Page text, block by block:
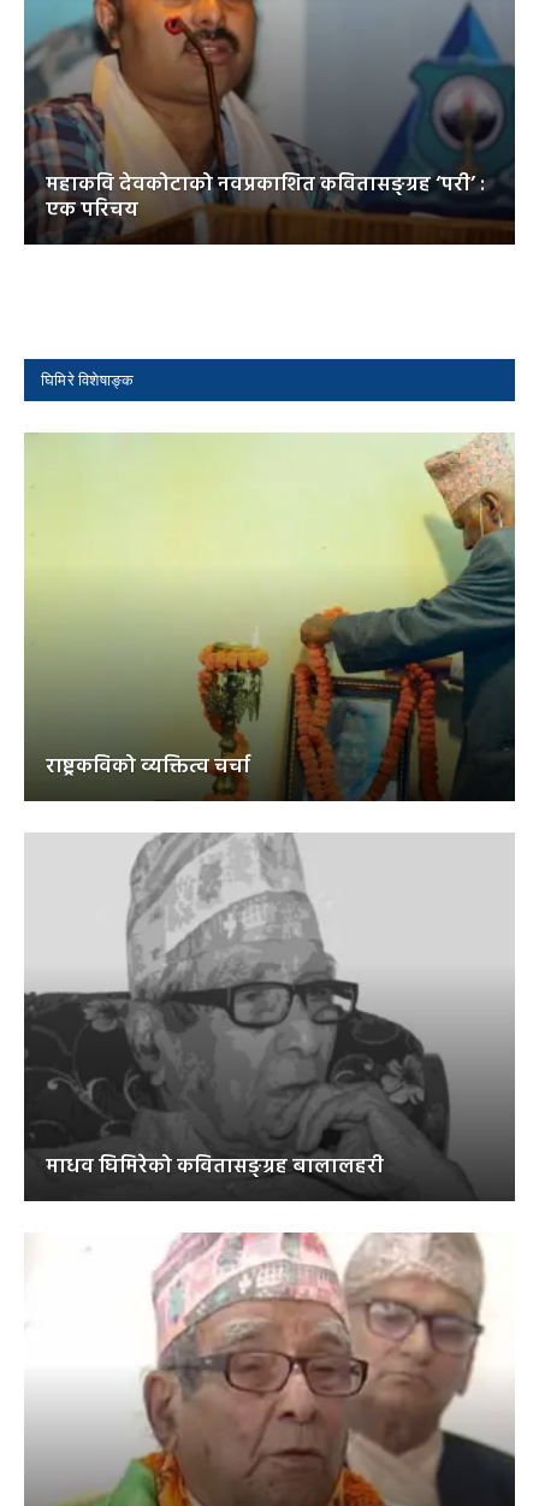
महाकवि देवकोटाको नवप्रकाशित कवितासङ्ग्रह ‘परी’ :
एक परिचय
घिमिरे विशेषाङ्क
राष्ट्रकविको व्यक्तित्व चर्चा
माधव घिमिरेको कवितासङ्ग्रह बालालहरी